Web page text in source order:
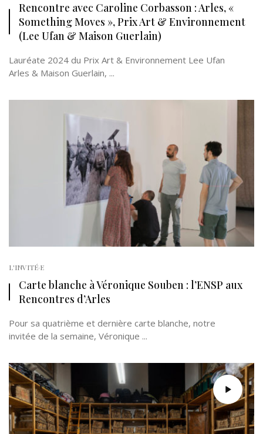
Rencontre avec Caroline Corbasson : Arles, «
Something Moves », Prix Art & Environnement
(Lee Ufan & Maison Guerlain)
Lauréate 2024 du Prix Art & Environnement Lee Ufan
Arles & Maison Guerlain, ...
L'INVITÉ·E
Carte blanche à Véronique Souben : l’ENSP aux
Rencontres d’Arles
Pour sa quatrième et dernière carte blanche, notre
invitée de la semaine, Véronique ...